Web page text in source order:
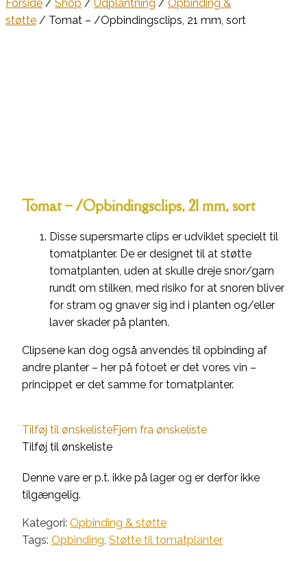
Forside / Shop / Udplantning / Opbinding &
støtte / Tomat – /Opbindingsclips, 21 mm, sort
Tomat – /Opbindingsclips, 21 mm, sort
Disse supersmarte clips er udviklet specielt til
tomatplanter. De er designet til at støtte
tomatplanten, uden at skulle dreje snor/garn
rundt om stilken, med risiko for at snoren bliver
for stram og gnaver sig ind i planten og/eller
laver skader på planten.
Clipsene kan dog også anvendes til opbinding af
andre planter – her på fotoet er det vores vin –
princippet er det samme for tomatplanter.
Tilføj til ønskelisteFjern fra ønskeliste
Tilføj til ønskeliste
Denne vare er p.t. ikke på lager og er derfor ikke
tilgængelig.
Kategori: Opbinding & støtte
Tags: Opbinding, Støtte til tomatplanter